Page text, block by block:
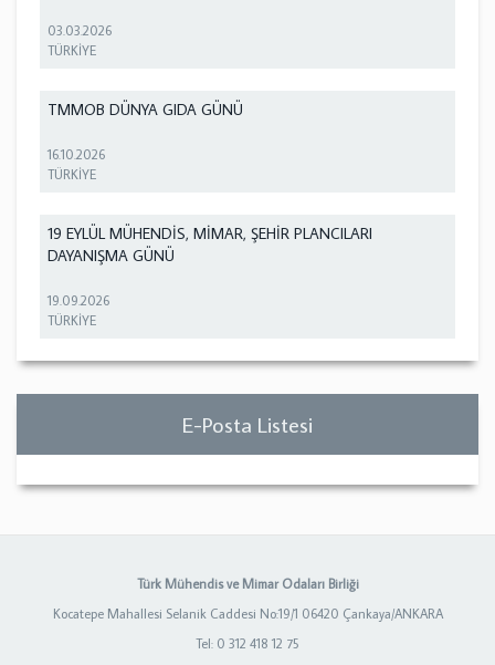
03.03.2026
TÜRKİYE
TMMOB DÜNYA GIDA GÜNÜ
16.10.2026
TÜRKİYE
19 EYLÜL MÜHENDİS, MİMAR, ŞEHİR PLANCILARI
DAYANIŞMA GÜNÜ
19.09.2026
TÜRKİYE
E-Posta Listesi
Türk Mühendis ve Mimar Odaları Birliği
Kocatepe Mahallesi Selanik Caddesi No:19/1 06420 Çankaya/ANKARA
Tel: 0 312 418 12 75